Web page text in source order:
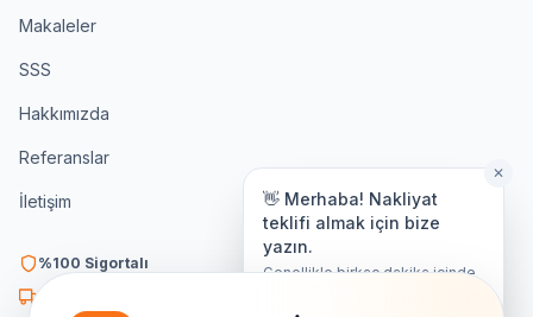
Makaleler
SSS
Hakkımızda
Referanslar
İletişim
%100 Sigortalı
K3 Belgeli
✕
👋 Merhaba! Nakliyat
teklifi almak için bize
yazın.
Genellikle birkaç dakika içinde